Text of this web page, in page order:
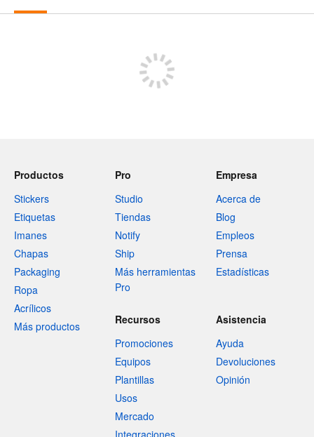
Productos
Stickers
Etiquetas
Imanes
Chapas
Packaging
Ropa
Acrílicos
Más productos
Pro
Studio
Tiendas
Notify
Ship
Más herramientas
Pro
Empresa
Acerca de
Blog
Empleos
Prensa
Estadísticas
Recursos
Promociones
Equipos
Plantillas
Usos
Mercado
Integraciones
Asistencia
Ayuda
Devoluciones
Opinión